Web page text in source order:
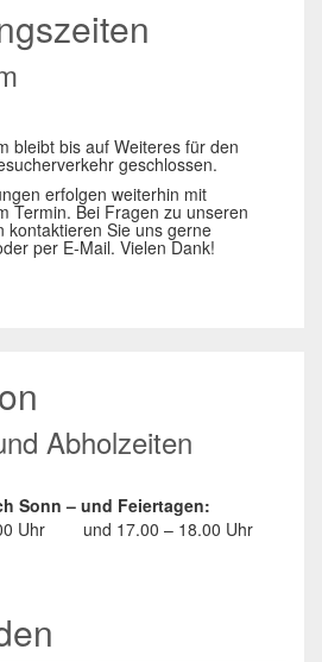
bleibt bis auf Weiteres für den
geschlossen.
erfolgen weiterhin mit
Termin. Bei Fragen zu unseren
kontaktieren Sie uns gerne
per E-Mail. Vielen Dank!
Abholzeiten
Sonn – und Feiertagen:
Uhr
und 17.00 – 18.00 Uhr